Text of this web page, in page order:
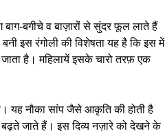
बाग-बगीचे व बाज़ारों से सुंदर फूल लाते हैं
इस रंगोली की विशेषता यह है कि इस में
है। महिलायें इसके चारो तरफ़ एक
यह नौका सांप जैसे आकृति की होती है
जाते हैं। इस दिव्य नज़ारे को देखने के